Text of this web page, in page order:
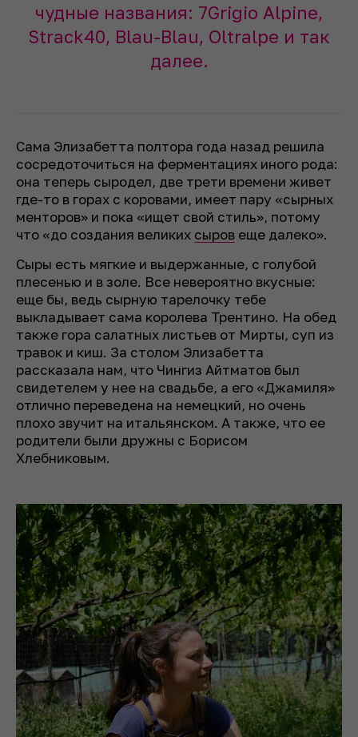
чудные названия: 7Grigio Alpine,
Strack40, Blau-Blau, Oltralpe и так
далее.
Сама Элизабетта полтора года назад решила
сосредоточиться на ферментациях иного рода:
она теперь сыродел, две трети времени живет
где-то в горах с коровами, имеет пару «сырных
менторов» и пока «ищет свой стиль», потому
что «до создания великих сыров еще далеко».
Сыры есть мягкие и выдержанные, с голубой
плесенью и в золе. Все невероятно вкусные:
еще бы, ведь сырную тарелочку тебе
выкладывает сама королева Трентино. На обед
также гора салатных листьев от Мирты, суп из
травок и киш. За столом Элизабетта
рассказала нам, что Чингиз Айтматов был
свидетелем у нее на свадьбе, а его «Джамиля»
отлично переведена на немецкий, но очень
плохо звучит на итальянском. А также, что ее
родители были дружны с Борисом
Хлебниковым.